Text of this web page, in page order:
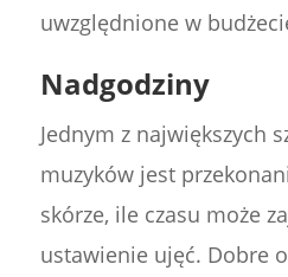
uwzględnione w
Nadgodziny
Jednym z największych
muzyków jest
skórze, ile czasu może
ustawienie ujęć. Dobre